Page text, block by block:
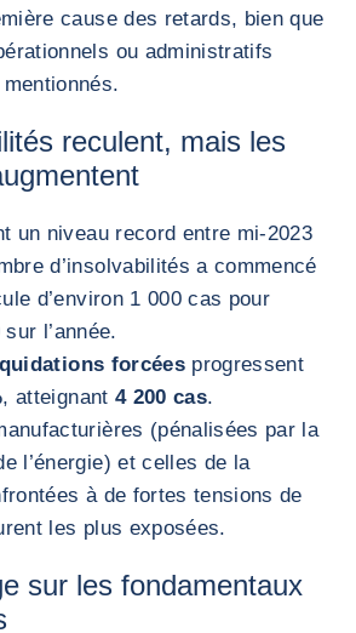
cause des retards, bien que
ou administratifs
reculent, mais les
un niveau record entre mi-2023
d’insolvabilités a commencé
d’environ 1 000 cas pour
sur l’année.
forcéesprogressent
, atteignant 4 200 cas.
(pénalisées par la
l’énergie) et celles de la
à de fortes tensions de
les plus exposées.
sur les fondamentaux